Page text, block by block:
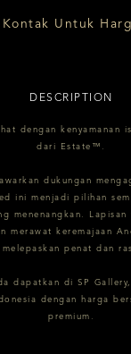
Kontak Untuk
DESCRIPTION
dengan kenyamanan
dari Estate™.
dukungan
ini menjadi pilihan
menenangkan.
merawat keremajaan
penat dan
dapatkan di SP
dengan harga
premium.